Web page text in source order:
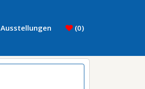
Ausstellungen (0)